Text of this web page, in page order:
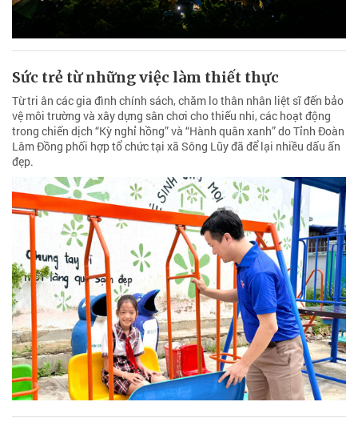
Sức trẻ từ những việc làm thiết thực
Từ tri ân các gia đình chính sách, chăm lo thân nhân liệt sĩ đến bảo
vệ môi trường và xây dựng sân chơi cho thiếu nhi, các hoạt động
trong chiến dịch “Kỳ nghỉ hồng” và “Hành quân xanh” do Tỉnh Đoàn
Lâm Đồng phối hợp tổ chức tại xã Sông Lũy đã để lại nhiều dấu ấn
đẹp.